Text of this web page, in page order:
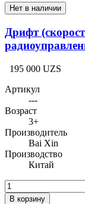
Нет в наличии
Дрифт
195 000 UZS
Артикул
---
Возраст
3+
Производитель
Bai Xin
Производство
Китай
В корзину